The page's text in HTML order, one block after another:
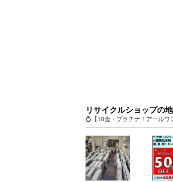
リサイクルショップの
💍【18金・プラチナ！アールワ